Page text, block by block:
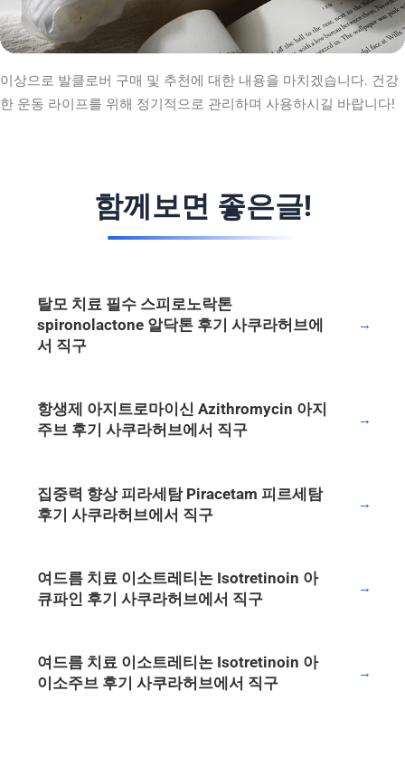
이상으로 발클로버 구매 및 추천에 대한 내용을 마치겠습니다. 건강
한 운동 라이프를 위해 정기적으로 관리하며 사용하시길 바랍니다!
함께보면 좋은글!
탈모 치료 필수 스피로노락톤
spironolactone 알닥톤 후기 사쿠라허브에
서 직구
→
항생제 아지트로마이신 Azithromycin 아지
주브 후기 사쿠라허브에서 직구
→
집중력 향상 피라세탐 Piracetam 피르세탐
후기 사쿠라허브에서 직구
→
여드름 치료 이소트레티논 Isotretinoin 아
큐파인 후기 사쿠라허브에서 직구
→
여드름 치료 이소트레티논 Isotretinoin 아
이소주브 후기 사쿠라허브에서 직구
→